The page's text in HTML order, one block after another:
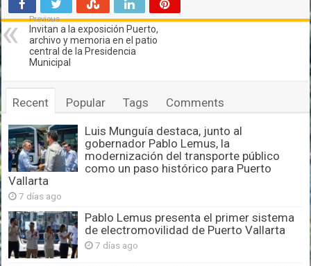
Previous
Invitan a la exposición Puerto,
archivo y memoria en el patio
central de la Presidencia
Municipal
Recent Popular Tags Comments
Luis Munguía destaca, junto al
gobernador Pablo Lemus, la
modernización del transporte público
como un paso histórico para Puerto
Vallarta
7 días ago
Pablo Lemus presenta el primer sistema
de electromovilidad de Puerto Vallarta
7 días ago